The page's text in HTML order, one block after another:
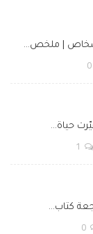
حياة…
كتاب…